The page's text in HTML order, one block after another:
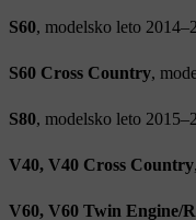
S60, modelsko leto
S60 Cross Country,
S80, modelsko leto
V40, V40 Cross Country
V60, V60 Twin Engine/